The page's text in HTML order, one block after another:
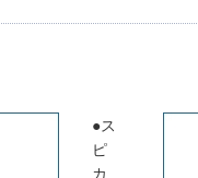
●ス
ピ
カ